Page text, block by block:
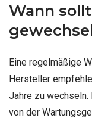
Wann
Eine regelmäßige
Hersteller
Jahre zu wechseln.
von der